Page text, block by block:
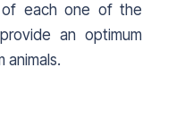
of each one of the
an optimum
animals.